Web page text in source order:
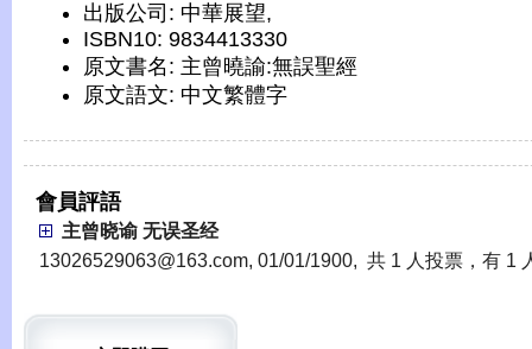
出版公司: 中華展望,
ISBN10: 9834413330
原文書名: 主曾曉諭:無誤聖經
原文語文: 中文繁體字
會員評語
主曾晓谕 无误圣经
13026529063@163.com, 01/01/1900, 共 1 人投票，有 1